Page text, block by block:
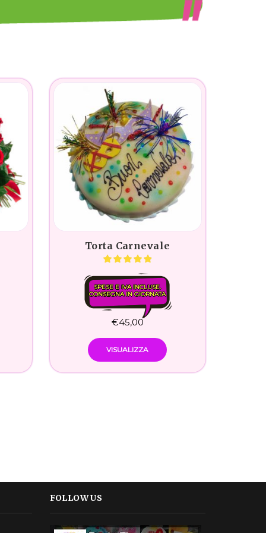
Torta Carnevale
SPESE E IVA INCLUSE.
CONSEGNA IN GIORNATA
€45,00
VISUALIZZA
FOLLOW US